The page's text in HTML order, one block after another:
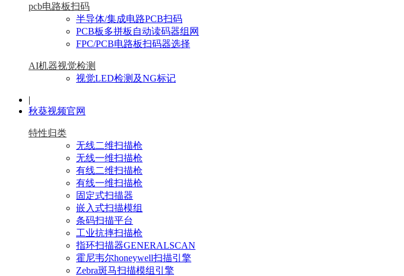
pcb电路板扫码
半导体/集成电路PCB扫码
PCB板多拼板自动读码器组网
FPC/PCB电路板扫码器选择
AI机器视觉检测
视觉LED检测及NG标记
|
秋葵视频官网
特性归类
无线二维扫描枪
无线一维扫描枪
有线二维扫描枪
有线一维扫描枪
固定式扫描器
嵌入式扫描模组
条码扫描平台
工业抗摔扫描枪
指环扫描器GENERALSCAN
霍尼韦尔honeywell扫描引擎
Zebra斑马扫描模组引擎